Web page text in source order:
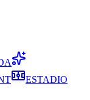
ESTADIO